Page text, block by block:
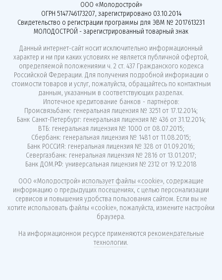
ООО «Молодострой»
ОГРН 5147746173207, зарегистрировано 03.10.2014
Свидетельство о регистрации программы для ЭВМ № 2017613231
МОЛОДОСТРОЙ - зарегистрированный товарный знак
Данный интернет-сайт носит исключительно информационный
характер и ни при каких условиях не является публичной офертой,
определяемой положениями ч. 2 ст. 437 Гражданского кодекса
Российской Федерации. Для получения подробной информации о
стоимости товаров и услуг, пожалуйста, обращайтесь по контактным
данным, указанным в соответствующих разделах.
Ипотечное кредитование банков - партнёров:
Промсвязьбанк: генеральная лицензия № 3251 от 17.12.2014;
Банк Санкт-Петербург: генеральная лицензия № 436 от 31.12.2014;
ВТБ: генеральная лицензия № 1000 от 08.07.2015;
Сбербанк: генеральная лицензия № 1481 от 11.08.2015;
Банк РОССИЯ: генеральная лицензия № 328 от 01.09.2016;
Севергазбанк: генеральная лицензия № 2816 от 13.01.2017;
Банк ДОМ.РФ: универсальная лицензия № 2312 от 19.12.2018
ООО «Молодострой» использует файлы «cookie», содержащие
информацию о предыдущих посещениях, с целью персонализации
сервисов и повышения удобства пользования сайтом. Если вы не
хотите использовать файлы «cookie», пожалуйста, измените настройки
браузера.
На информационном ресурсе применяются рекомендательные
технологии.